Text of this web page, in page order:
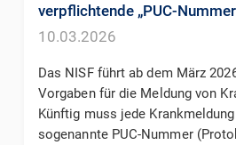
verpflichtende „PUC-
10.03.2026
Das NISF führt ab dem März
Vorgaben für die Meldung von
Künftig muss jede
sogenannte PUC-Nummer